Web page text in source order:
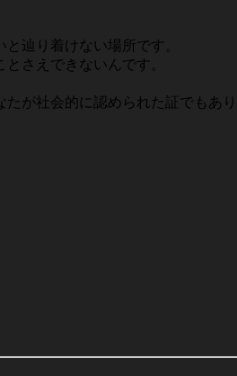
辿り着けない場所です。
さえできないんです。
が社会的に認められた証でもあ